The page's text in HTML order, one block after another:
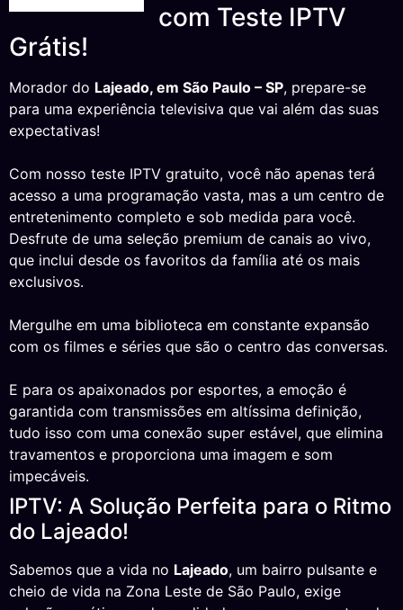
com Teste IPTV
Grátis!
Morador do Lajeado, em São Paulo – SP, prepare-se
para uma experiência televisiva que vai além das suas
expectativas!
Com nosso teste IPTV gratuito, você não apenas terá
acesso a uma programação vasta, mas a um centro de
entretenimento completo e sob medida para você.
Desfrute de uma seleção premium de canais ao vivo,
que inclui desde os favoritos da família até os mais
exclusivos.
Mergulhe em uma biblioteca em constante expansão
com os filmes e séries que são o centro das conversas.
E para os apaixonados por esportes, a emoção é
garantida com transmissões em altíssima definição,
tudo isso com uma conexão super estável, que elimina
travamentos e proporciona uma imagem e som
impecáveis.
IPTV: A Solução Perfeita para o Ritmo
do Lajeado!
Sabemos que a vida no Lajeado, um bairro pulsante e
cheio de vida na Zona Leste de São Paulo, exige